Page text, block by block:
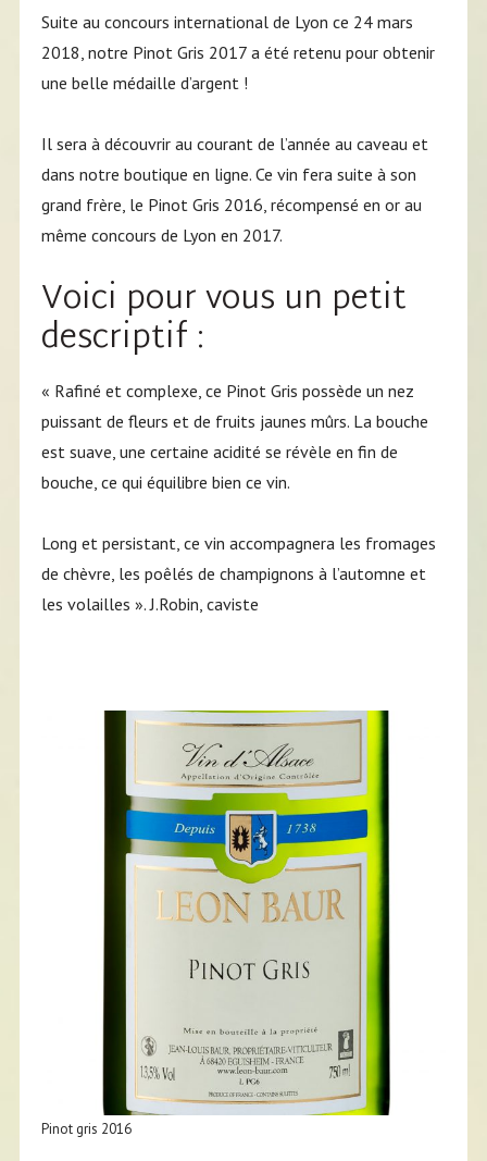
Suite au concours international de Lyon ce 24 mars
2018, notre Pinot Gris 2017 a été retenu pour obtenir
une belle médaille d’argent !
Il sera à découvrir au courant de l’année au caveau et
dans notre boutique en ligne. Ce vin fera suite à son
grand frère, le Pinot Gris 2016, récompensé en or au
même concours de Lyon en 2017.
Voici pour vous un petit
descriptif :
« Rafiné et complexe, ce Pinot Gris possède un nez
puissant de fleurs et de fruits jaunes mûrs. La bouche
est suave, une certaine acidité se révèle en fin de
bouche, ce qui équilibre bien ce vin.
Long et persistant, ce vin accompagnera les fromages
de chèvre, les poêlés de champignons à l’automne et
les volailles ». J.Robin, caviste
Pinot gris 2016